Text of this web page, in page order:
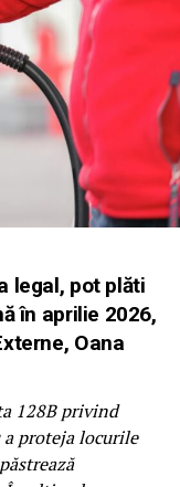
legal, pot plăti
în aprilie 2026,
Oana
128B privind
proteja locurile